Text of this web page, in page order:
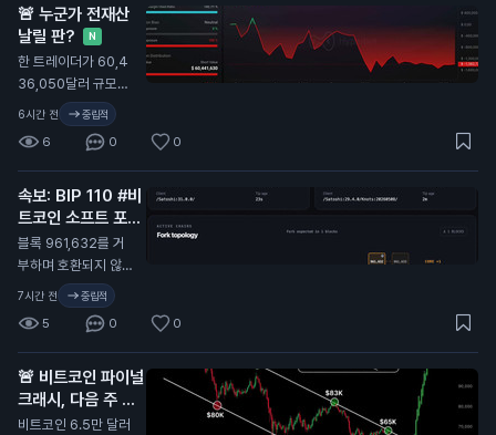
🚨 누군가 전재산
날릴 판?
N
한 트레이더가 60,4
36,050달러 규모의
BTC 숏 포지션을 열
었음. 청산가: 65,31
3.1달러 완전 청산까
지 불과 350달러 차
이.
6시간 전 중립적
6 0 0
속보: BIP 110 #비
트코인 소프트 포크
가 공식적으로 실패
N
블록 961,632를 거
부하며 호환되지 않는
자체 블록체인으로 갈
7시간 전 중립적
5 0 0
🚨 비트코인 파이널
크래시, 다음 주 시
작
N
비트코인 6.5만 달러